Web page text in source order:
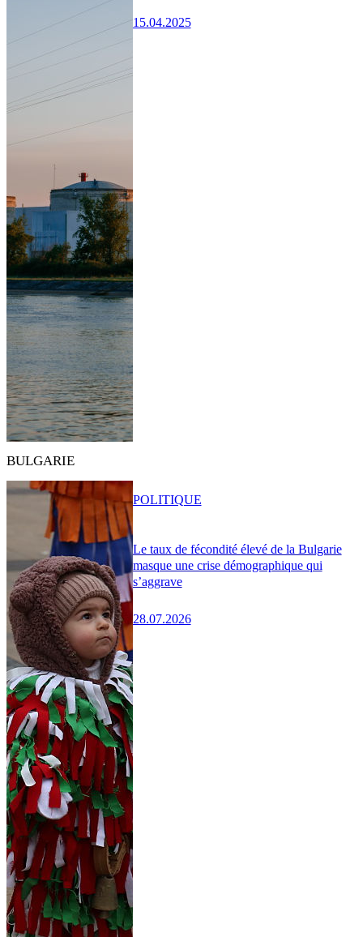
15.04.2025
BULGARIE
Le taux de fécondité élevé de la Bulgarie
masque une crise démographique qui
s’aggrave
28.07.2026
POLITIQUE